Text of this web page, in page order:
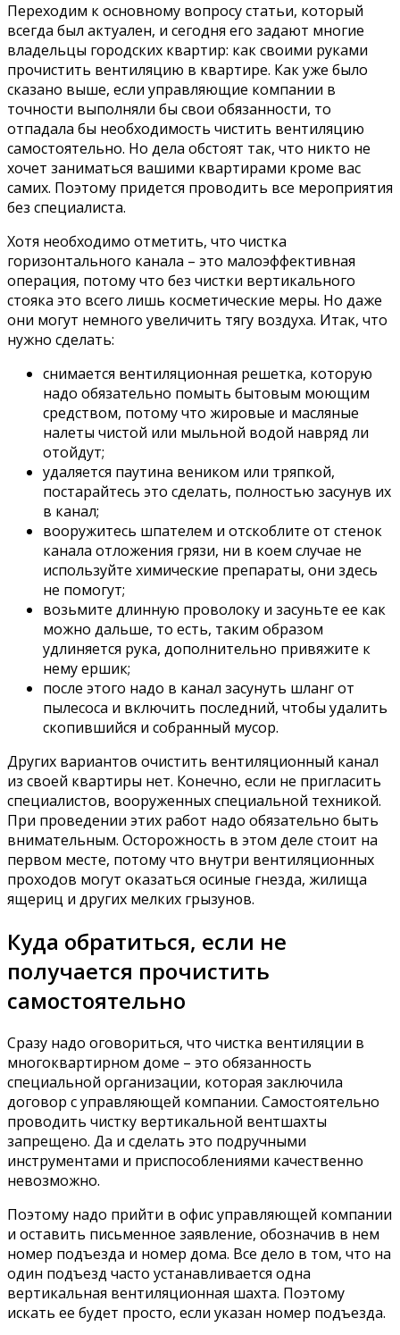
Переходим к основному вопросу статьи, который
всегда был актуален, и сегодня его задают многие
владельцы городских квартир: как своими руками
прочистить вентиляцию в квартире. Как уже было
сказано выше, если управляющие компании в
точности выполняли бы свои обязанности, то
отпадала бы необходимость чистить вентиляцию
самостоятельно. Но дела обстоят так, что никто не
хочет заниматься вашими квартирами кроме вас
самих. Поэтому придется проводить все мероприятия
без специалиста.
Хотя необходимо отметить, что чистка
горизонтального канала – это малоэффективная
операция, потому что без чистки вертикального
стояка это всего лишь косметические меры. Но даже
они могут немного увеличить тягу воздуха. Итак, что
нужно сделать:
снимается вентиляционная решетка, которую
надо обязательно помыть бытовым моющим
средством, потому что жировые и масляные
налеты чистой или мыльной водой навряд ли
отойдут;
удаляется паутина веником или тряпкой,
постарайтесь это сделать, полностью засунув их
в канал;
вооружитесь шпателем и отскоблите от стенок
канала отложения грязи, ни в коем случае не
используйте химические препараты, они здесь
не помогут;
возьмите длинную проволоку и засуньте ее как
можно дальше, то есть, таким образом
удлиняется рука, дополнительно привяжите к
нему ершик;
после этого надо в канал засунуть шланг от
пылесоса и включить последний, чтобы удалить
скопившийся и собранный мусор.
Других вариантов очистить вентиляционный канал
из своей квартиры нет. Конечно, если не пригласить
специалистов, вооруженных специальной техникой.
При проведении этих работ надо обязательно быть
внимательным. Осторожность в этом деле стоит на
первом месте, потому что внутри вентиляционных
проходов могут оказаться осиные гнезда, жилища
ящериц и других мелких грызунов.
Куда обратиться, если не
получается прочистить
самостоятельно
Сразу надо оговориться, что чистка вентиляции в
многоквартирном доме – это обязанность
специальной организации, которая заключила
договор с управляющей компании. Самостоятельно
проводить чистку вертикальной вентшахты
запрещено. Да и сделать это подручными
инструментами и приспособлениями качественно
невозможно.
Поэтому надо прийти в офис управляющей компании
и оставить письменное заявление, обозначив в нем
номер подъезда и номер дома. Все дело в том, что на
один подъезд часто устанавливается одна
вертикальная вентиляционная шахта. Поэтому
искать ее будет просто, если указан номер подъезда.